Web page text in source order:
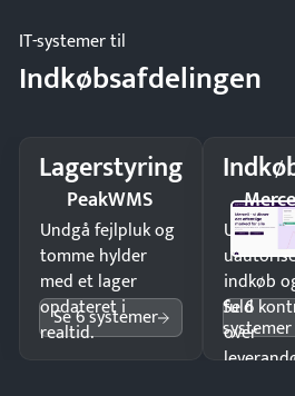
IT-systemer til
Indkøbsafdelingen
Lagerstyring
PeakWMS
Undgå fejlpluk og
tomme hylder
med et lager
opdateret i
realtid.
Se 6 systemer
Undgå
indkøb
fuld
over
Se 6
systemer